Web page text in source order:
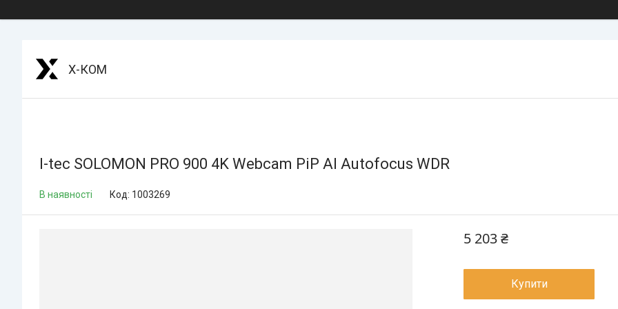
Х-КОМ
I-tec SOLOMON PRO 900 4K Webcam PiP AI Autofocus WDR
В наявності Код: 1003269
5 203 ₴
Купити